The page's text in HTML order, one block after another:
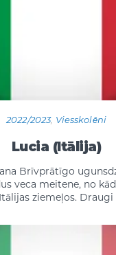
2022/2023, Viesskolēni
Lucia (Itālija)
Brīvprātīgo
veca meitene, no
ziemeļos.